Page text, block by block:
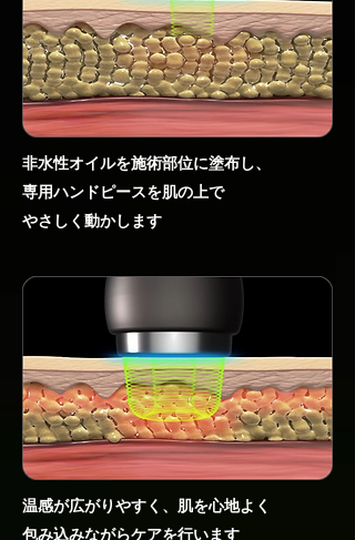
非水性オイルを施術部位に塗布し、
専用ハンドピースを肌の上で
やさしく動かします
温感が広がりやすく、 肌を心地よく
包み込みながらケアを行います